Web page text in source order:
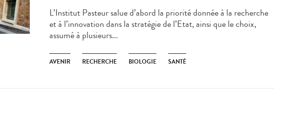
L’Institut Pasteur salue d’abord la priorité donnée à la recherche
et à l’innovation dans la stratégie de l’Etat, ainsi que le choix,
assumé à plusieurs...
AVENIR RECHERCHE BIOLOGIE SANTÉ